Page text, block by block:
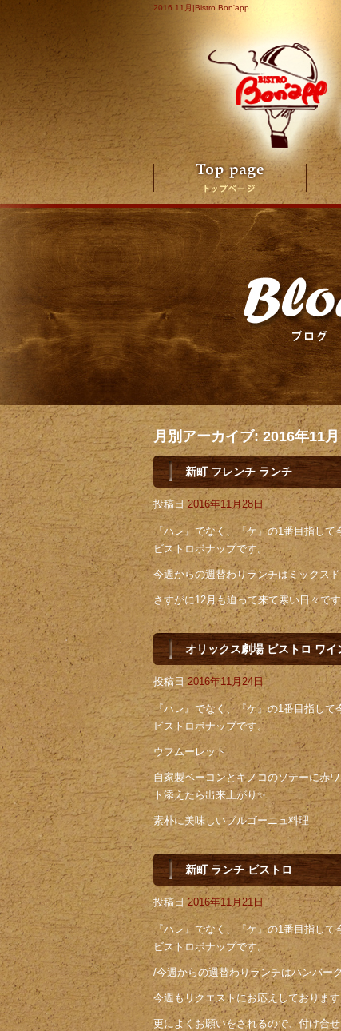
2016 11月|Bistro Bon'app
月別アーカイブ:2016年11月
新町 フレンチ ランチ
投稿日 2016年11月28日
『ハレ』でなく、『ケ』の1番目指して
ビストロボナップです。
今週からの週替わりランチはミックス
さすがに12月も迫って来て寒い日々で
オリックス劇場 ビストロ ワイ
投稿日 2016年11月24日
『ハレ』でなく、『ケ』の1番目指して
ビストロボナップです。
ウフムーレット
自家製ベーコンとキノコのソテーに赤
ト添えたら出来上がり✨
素朴に美味しいブルゴーニュ料理
新町 ランチ ビストロ
投稿日 2016年11月21日
『ハレ』でなく、『ケ』の1番目指して
ビストロボナップです。
/今週からの週替わりランチはハンバー
今週もリクエストにお応えしております
更によくお願いをされるので、付け合